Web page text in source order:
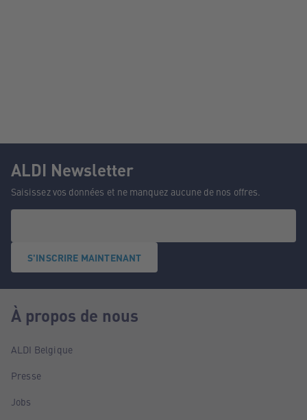
ALDI Newsletter
Saisissez vos données et ne manquez aucune de nos offres.
S'INSCRIRE MAINTENANT
À propos de nous
ALDI Belgique
Presse
Jobs